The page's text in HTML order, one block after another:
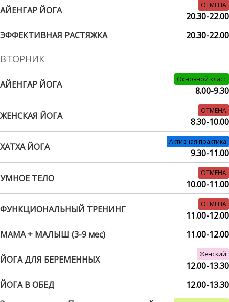
АЙЕНГАР ЙОГА ОТМЕНА
20.30-22.00
ЭФФЕКТИВНАЯ РАСТЯЖКА
20.30-22.00
ВТОРНИК
АЙЕНГАР ЙОГА Основной класс
8.00-9.30
ЖЕНСКАЯ ЙОГА ОТМЕНА
8.30-10.00
ХАТХА ЙОГА Активная практика
9.30-11.00
УМНОЕ ТЕЛО ОТМЕНА
10.00-11.00
ФУНКЦИОНАЛЬНЫЙ ТРЕНИНГ ОТМЕНА
11.00-12.00
МАМА + МАЛЫШ (3-9 мес)
11.00-12.00
ЙОГА ДЛЯ БЕРЕМЕННЫХ Женский
12.00-13.30
ЙОГА В ОБЕД
12.00-13.30